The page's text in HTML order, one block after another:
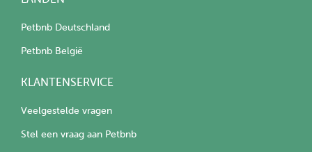
Petbnb Deutschland
Petbnb België
KLANTENSERVICE
Veelgestelde vragen
Stel een vraag aan Petbnb